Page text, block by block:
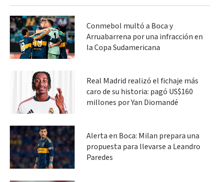
Conmebol multó a Boca y
Arruabarrena por una infracción en
la Copa Sudamericana
Real Madrid realizó el fichaje más
caro de su historia: pagó US$160
millones por Yan Diomandé
Alerta en Boca: Milan prepara una
propuesta para llevarse a Leandro
Paredes